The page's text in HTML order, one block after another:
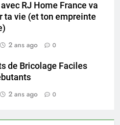
RJ Home France va
ta vie (et ton empreinte
2 ans ago 0
de Bricolage Faciles
2 ans ago 0